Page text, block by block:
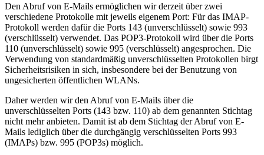
Den Abruf von E-Mails ermöglichen wir derzeit über zwei
verschiedene Protokolle mit jeweils eigenem Port: Für das IMAP-
Protokoll werden dafür die Ports 143 (unverschlüsselt) sowie 993
(verschlüsselt) verwendet. Das POP3-Protokoll wird über die Ports
110 (unverschlüsselt) sowie 995 (verschlüsselt) angesprochen. Die
Verwendung von standardmäßig unverschlüsselten Protokollen birgt
Sicherheitsrisiken in sich, insbesondere bei der Benutzung von
ungesicherten öffentlichen WLANs.
Daher werden wir den Abruf von E-Mails über die
unverschlüsselten Ports (143 bzw. 110) ab dem genannten Stichtag
nicht mehr anbieten. Damit ist ab dem Stichtag der Abruf von E-
Mails lediglich über die durchgängig verschlüsselten Ports 993
(IMAPs) bzw. 995 (POP3s) möglich.